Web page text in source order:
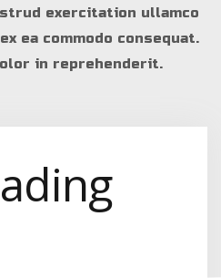
exercitation ullamco
ea commodo consequat.
in reprehenderit.